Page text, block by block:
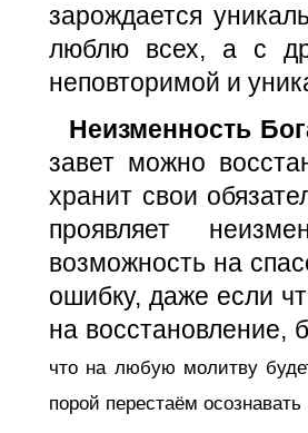
зарождается
люблю всех, а с
неповторимой и
Неизменность
завет можно
хранит свои
проявляет
возможность на
ошибку, даже если
на восстановление,
что на любую молитву
порой перестаём